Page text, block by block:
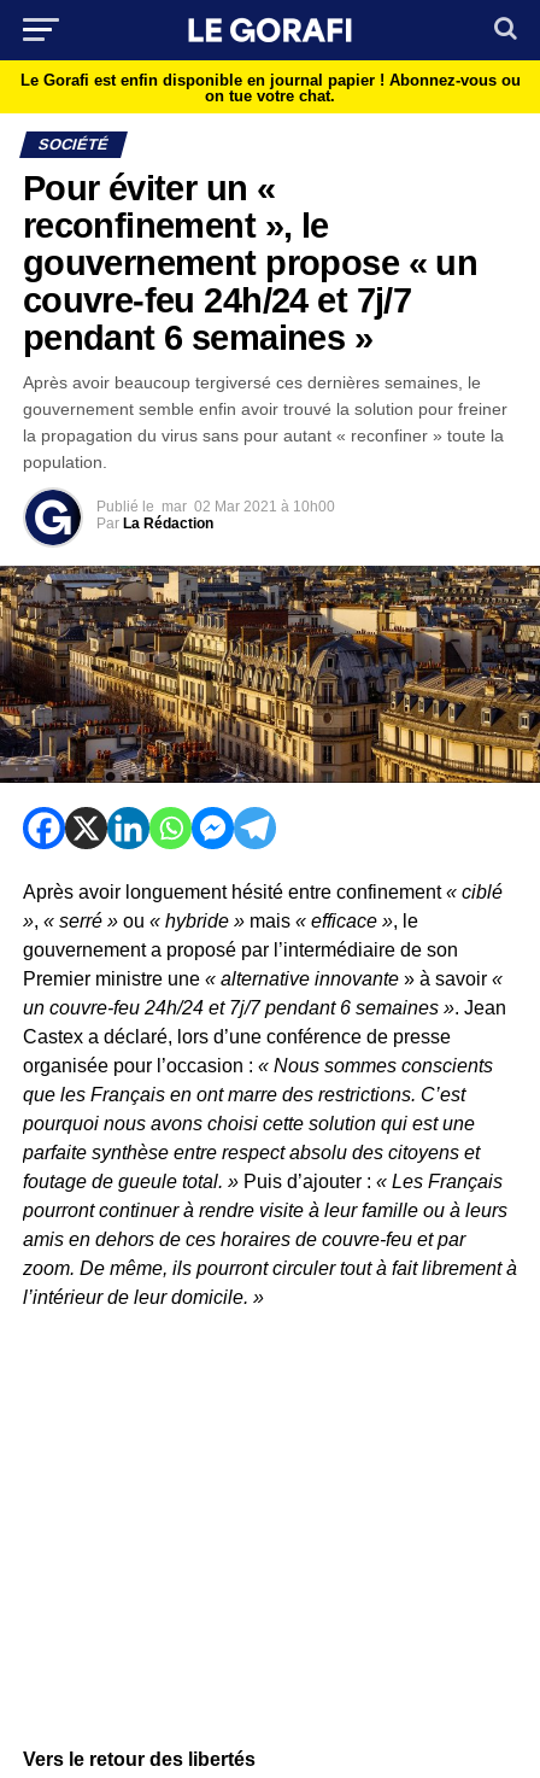
Le Gorafi est enfin disponible en journal papier ! Abonnez-vous ou
on tue votre chat.
SOCIÉTÉ
Pour éviter un «
reconfinement », le
gouvernement propose « un
couvre-feu 24h/24 et 7j/7
pendant 6 semaines »
Après avoir beaucoup tergiversé ces dernières semaines, le
gouvernement semble enfin avoir trouvé la solution pour freiner
la propagation du virus sans pour autant « reconfiner » toute la
population.
Publié le mar 02 Mar 2021 à 10h00
Par La Rédaction
Après avoir longuement hésité entre confinement« ciblé
», « serré »ou « hybride »mais« efficace », le
gouvernement a proposé par l’intermédiaire de son
Premier ministre une« alternative innovante » à savoir«
un couvre-feu 24h/24 et 7j/7 pendant 6 semaines ». Jean
Castex a déclaré, lors d’une conférence de presse
organisée pour l’occasion : « Nous sommes conscients
que les Français en ont marre des restrictions. C’est
pourquoi nous avons choisi cette solution qui est une
parfaite synthèse entre respect absolu des citoyens et
foutage de gueule total. » Puis d’ajouter : « Les Français
pourront continuer à rendre visite à leur famille ou à leurs
amis en dehors de ces horaires de couvre-feu et par
zoom. De même, ils pourront circuler tout à fait librement à
l’intérieur de leur domicile. »
Vers le retour des libertés